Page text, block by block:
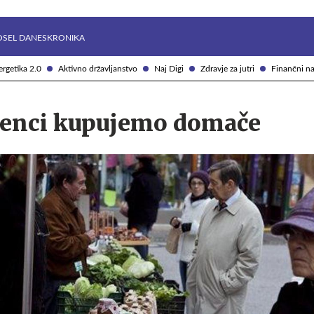
2.0 Aktivno državljanstvo Naj Digi Zdravje za jutri Finančni
DANESKRONIKA
kupujemo domače